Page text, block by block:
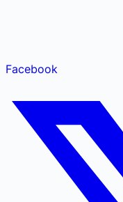
Facebook